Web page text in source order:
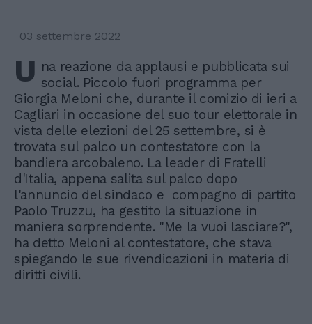
03 settembre 2022
U na reazione da applausi e pubblicata sui
social. Piccolo fuori programma per
Giorgia Meloni che, durante il comizio di ieri a
Cagliari in occasione del suo tour elettorale in
vista delle elezioni del 25 settembre, si è
trovata sul palco un contestatore con la
bandiera arcobaleno. La leader di Fratelli
d'Italia, appena salita sul palco dopo
l'annuncio del sindaco e compagno di partito
Paolo Truzzu, ha gestito la situazione in
maniera sorprendente. "Me la vuoi lasciare?",
ha detto Meloni al contestatore, che stava
spiegando le sue rivendicazioni in materia di
diritti civili.